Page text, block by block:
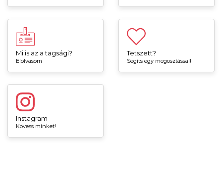
Mi is az a tagsági?
Elolvasom
Tetszett?
Segíts egy megosztással!
Instagram
Kövess minket!